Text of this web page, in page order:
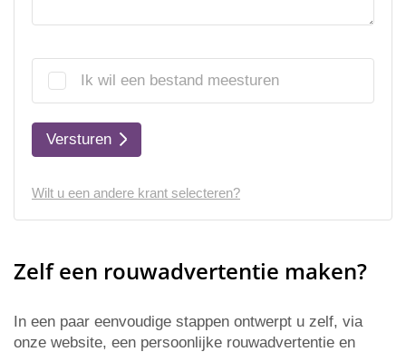
Ik wil een bestand meesturen
Versturen
Wilt u een andere krant selecteren?
Zelf een rouwadvertentie maken?
In een paar eenvoudige stappen ontwerpt u zelf, via
onze website, een persoonlijke rouwadvertentie en